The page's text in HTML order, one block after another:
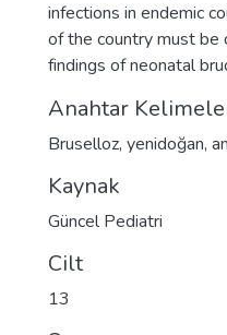
infections in endemic
of the country must be
findings of neonatal
Anahtar
Bruselloz, yenidoğan,
Kaynak
Güncel Pediatri
Cilt
13